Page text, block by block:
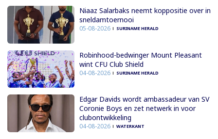
Niaaz Salarbaks neemt koppositie over in
sneldamtoernooi
05-08-2026 SURINAME HERALD
Robinhood-bedwinger Mount Pleasant
wint CFU Club Shield
04-08-2026 SURINAME HERALD
Edgar Davids wordt ambassadeur van SV
Coronie Boys en zet netwerk in voor
clubontwikkeling
04-08-2026 WATERKANT